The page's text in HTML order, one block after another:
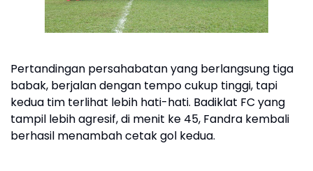
Pertandingan persahabatan yang berlangsung tiga
babak, berjalan dengan tempo cukup tinggi, tapi
kedua tim terlihat lebih hati-hati. Badiklat FC yang
tampil lebih agresif, di menit ke 45, Fandra kembali
berhasil menambah cetak gol kedua.